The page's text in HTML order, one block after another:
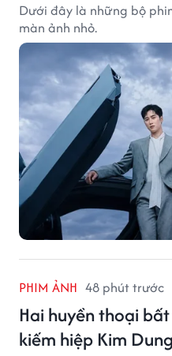
Dưới đây là những bộ
màn ảnh nhỏ.
PHIM ẢNH 48 phút trước
Hai huyền thoại
kiếm hiệp Kim Dung